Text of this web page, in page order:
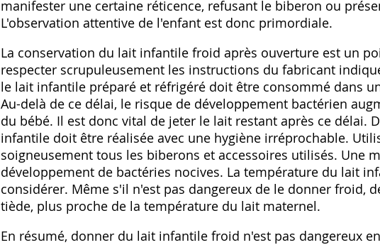
manifester une certaine réticence‚ refusant le biberon ou
L'observation attentive de l'enfant est donc primordiale.
La conservation du lait infantile froid après ouverture est un
respecter scrupuleusement les instructions du fabricant
le lait infantile préparé et réfrigéré doit être consommé dans
Au-delà de ce délai‚ le risque de développement bactérien
du bébé. Il est donc vital de jeter le lait restant après ce délai.
infantile doit être réalisée avec une hygiène irréprochable.
soigneusement tous les biberons et accessoires utilisés. Une
développement de bactéries nocives. La température du lait
considérer. Même s'il n'est pas dangereux de le donner froid‚
tiède‚ plus proche de la température du lait maternel.
En résumé‚ donner du lait infantile froid n'est pas dangereux